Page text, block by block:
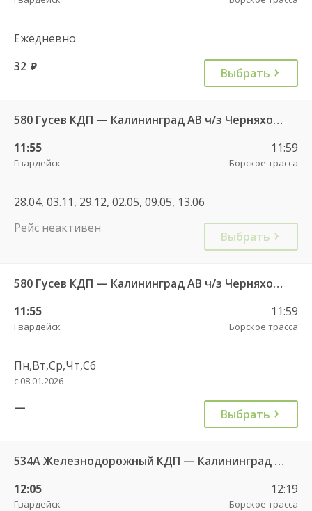
Ежедневно
32 руб. Выбрать
580 Гусев КДП — Калининград АВ ч/з Черняховск АС
11:55
Гвардейск
11:59
Борское трасса
28.04, 03.11, 29.12, 02.05, 09.05, 13.06
Рейс неактивен
Выбрать
580 Гусев КДП — Калининград АВ ч/з Черняховск АС
11:55
Гвардейск
11:59
Борское трасса
Пн,Вт,Ср,Чт,Сб
с 08.01.2026
— Выбрать
534А Железнодорожный КДП — Калининград АВ
12:05
Гвардейск
12:19
Борское трасса